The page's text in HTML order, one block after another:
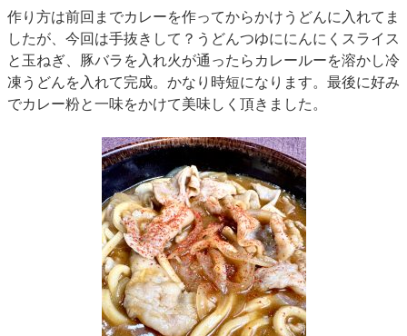
作り方は前回までカレーを作ってからかけうどんに入れてま
したが、今回は手抜きして？ うどんつゆににんにくスライス
と玉ねぎ、豚バラを入れ火が通ったらカレールーを溶かし冷
凍うどんを入れて完成。かなり時短になります。最後に好み
でカレー粉と一味をかけて美味しく頂きました。